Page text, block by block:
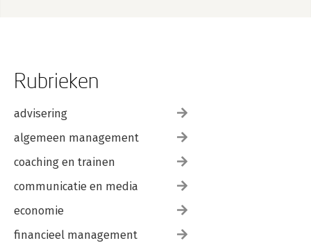
Rubrieken
advisering
algemeen management
coaching en trainen
communicatie en media
economie
financieel management